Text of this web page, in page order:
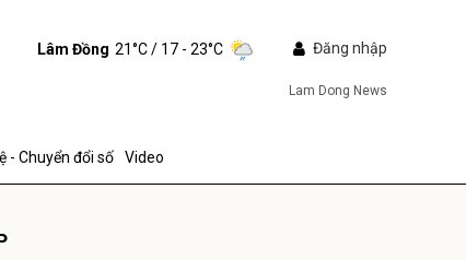
Lâm Đồng 21°C/ 17 - 23°C Đăng nhập
Lam Dong News
- Chuyển đổi số Video